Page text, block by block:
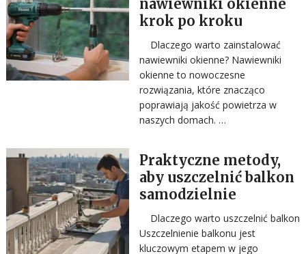
nawiewniki okienne
krok po kroku
Dlaczego warto zainstalować
nawiewniki okienne? Nawiewniki
okienne to nowoczesne
rozwiązania, które znacząco
poprawiają jakość powietrza w
naszych domach. …
Praktyczne metody,
aby uszczelnić balkon
samodzielnie
Dlaczego warto uszczelnić balkon
Uszczelnienie balkonu jest
kluczowym etapem w jego